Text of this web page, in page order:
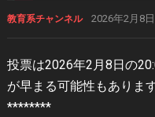
教育系チャンネル 2026年2月8日
投票は2026年2月8日の
が早まる可能性もありま
********